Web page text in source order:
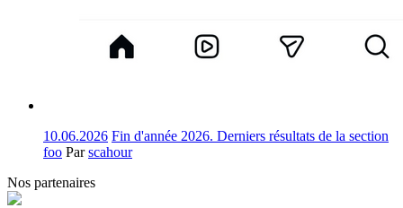
10.06.2026 Fin d'année 2026. Derniers résultats de la section
foo Parscahour
Nos partenaires